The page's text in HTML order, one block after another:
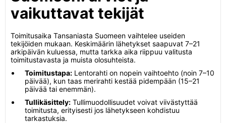
vaikuttavat tekijät
Toimitusaika Tansaniasta Suomeen vaihtelee useiden
tekijöiden mukaan. Keskimäärin lähetykset saapuvat 7–21
arkipäivän kuluessa, mutta tarkka aika riippuu valitusta
toimitustavasta ja muista olosuhteista.
Toimitustapa: Lentorahti on nopein vaihtoehto (noin 7–10
päivää), kun taas merirahti kestää pidempään (15–21
päivää tai enemmän).
Tullikäsittely: Tullimuodollisuudet voivat viivästyttää
toimitusta, erityisesti jos lähetykseen kohdistuu
tarkastuksia.